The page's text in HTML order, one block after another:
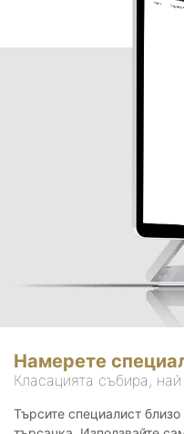
Намерете
Класацията събира,
Търсите специалист